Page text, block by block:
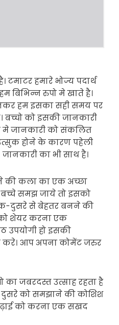
हमारे भोज्य पदार्थ
बिभिन्न रुपो मे खाते है।
हम इसका सही समय पर
को इसकी जानकारी
जानकारी को संकलित
होने के कारण पहेली
का भी साथ है।
कला का एक अच्छा
बच्चे समझ जाये तो इसको
दुसरे से बेहतर बनने की
शेयर करना एक
उपयोगी हो इसकी
करे। आप अपना कोमेंट जरुर
का जबरदस्त उत्साह रहता है
को समझाने की कोशिश
को करना एक सखद